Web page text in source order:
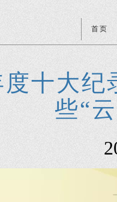
首页
度十大纪
些“